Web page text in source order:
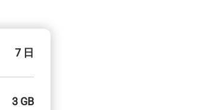
7 日
3 GB